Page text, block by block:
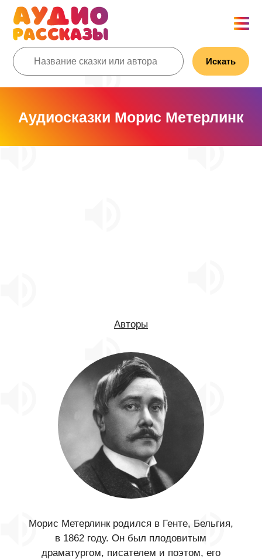
Искать
Аудиосказки Морис Метерлинк
Авторы
Морис Метерлинк родился в Генте, Бельгия,
в 1862 году. Он был плодовитым
драматургом, писателем и поэтом, его